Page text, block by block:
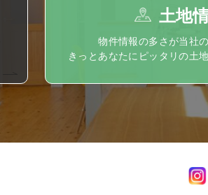
土地
物件情報の多さが当社の
きっとあなたにピッタリの土